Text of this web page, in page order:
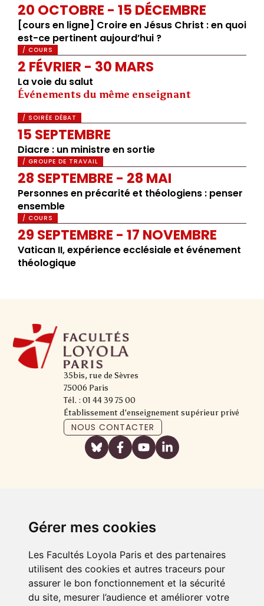
Gérer mes cookies
Les Facultés Loyola Paris et des partenaires
utilisent des cookies et autres traceurs pour
assurer le bon fonctionnement et la sécurité
du site, mesurer l’audience et améliorer votre
20 OCTOBRE - 15 DÉCEMBRE
[cours en ligne] Croire en Jésus Christ : en quoi
est-ce pertinent aujourd’hui ?
/ COURS
2 FÉVRIER - 30 MARS
La voie du salut
Événements du même enseignant
/ SOIRÉE DÉBAT
15 SEPTEMBRE
Diacre : un ministre en sortie
/ GROUPE DE TRAVAIL
28 SEPTEMBRE - 28 MAI
Personnes en précarité et théologiens : penser
ensemble
/ COURS
29 SEPTEMBRE - 17 NOVEMBRE
Vatican II, expérience ecclésiale et événement
théologique
35bis, rue de Sèvres
75006 Paris
Tél. : 01 44 39 75 00
Établissement d'enseignement supérieur privé
NOUS CONTACTER